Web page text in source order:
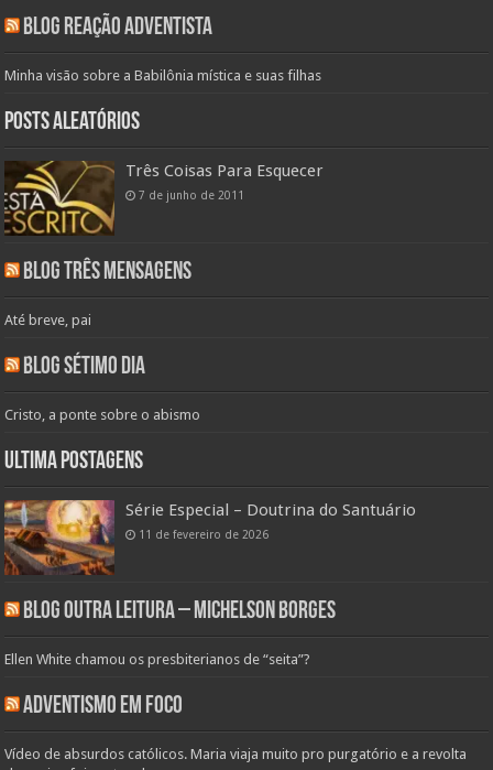
Blog Reação Adventista
Minha visão sobre a Babilônia mística e suas filhas
Posts aleatórios
Três Coisas Para Esquecer
7 de junho de 2011
Blog Três Mensagens
Até breve, pai
Blog Sétimo Dia
Cristo, a ponte sobre o abismo
Ultima Postagens
Série Especial – Doutrina do Santuário
11 de fevereiro de 2026
Blog Outra Leitura – Michelson Borges
Ellen White chamou os presbiterianos de “seita”?
Adventismo em Foco
Vídeo de absurdos católicos. Maria viaja muito pro purgatório e a revolta